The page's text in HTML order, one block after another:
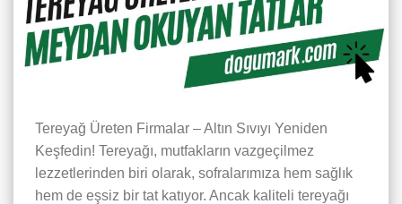
Tereyağ Üreten Firmalar – Altın Sıvıyı Yeniden
Keşfedin! Tereyağı, mutfakların vazgeçilmez
lezzetlerinden biri olarak, sofralarımıza hem sağlık
hem de eşsiz bir tat katıyor. Ancak kaliteli tereyağı